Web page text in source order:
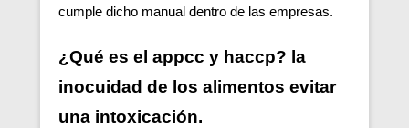
cumple dicho manual dentro de las empresas.
¿Qué es el appcc y haccp? la
inocuidad de los alimentos evitar
una intoxicación.